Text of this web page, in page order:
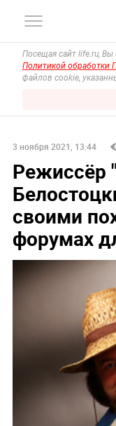
Посещая сайт life.ru,
Политикой обработки
файлов cookie,
3 ноября 2021, 13:44
Режиссёр
своими
форумах